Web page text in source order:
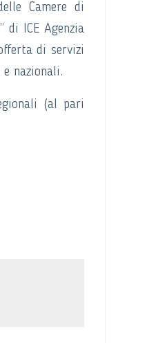
Camere di
di ICE Agenzia
di servizi
nazionali.
(al pari